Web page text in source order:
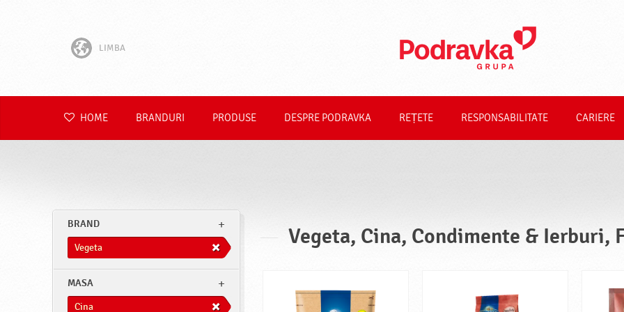
LIMBA
Hrvatski
Polski
HOME BRANDURI PRODUSE DESPRE PODRAVKA REȚETE RESPONSABILITATE CARIERE
BRAND
Vegeta
MASA
Cina
Vegeta, Cina, Condimente & Ierburi,